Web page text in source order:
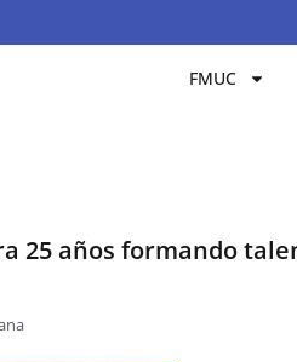
FMUC
25 años formando